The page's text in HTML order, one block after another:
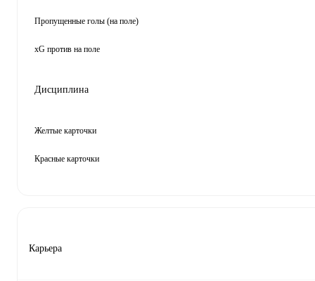
Пропущенные голы (на поле)
xG против на поле
Дисциплина
Желтые карточки
Красные карточки
Карьера